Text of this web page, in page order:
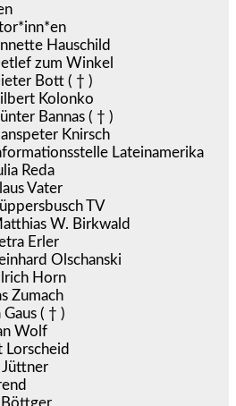
Hauschild
zum Winkel
Bott ( † )
Kolonko
Bannas ( † )
Knirsch
Lateinamerika
Reda
Vater
TV
W. Birkwald
Erler
Olschanski
Horn
Zumach
( † )
Wolf
Lorscheid
Jüttner